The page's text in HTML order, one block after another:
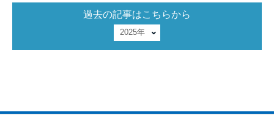
過去の記事はこちらから